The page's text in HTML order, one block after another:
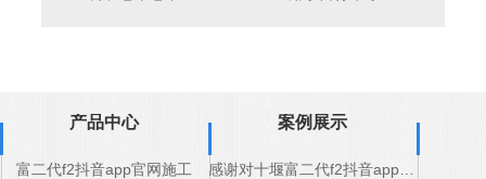
产品中心
富二代f2抖音app官网施工
案例展示